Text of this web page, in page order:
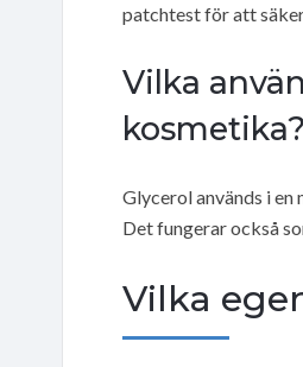
patchtest för att
Vilka
kosmetika?
Glycerol används i
Det fungerar också
Vilka